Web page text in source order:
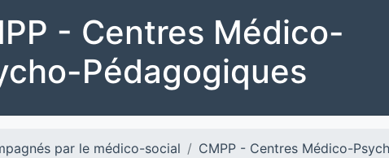
- Centres Médico-
Pédagogiques
par le médico-social
CMPP - Centres Médico-